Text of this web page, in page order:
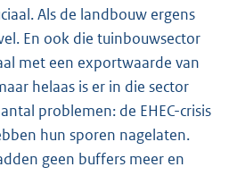
Als de landbouw ergens
En ook die tuinbouwsector
met een exportwaarde van
helaas is er in die sector
problemen: de EHEC-crisis
hun sporen nagelaten.
geen buffers meer en